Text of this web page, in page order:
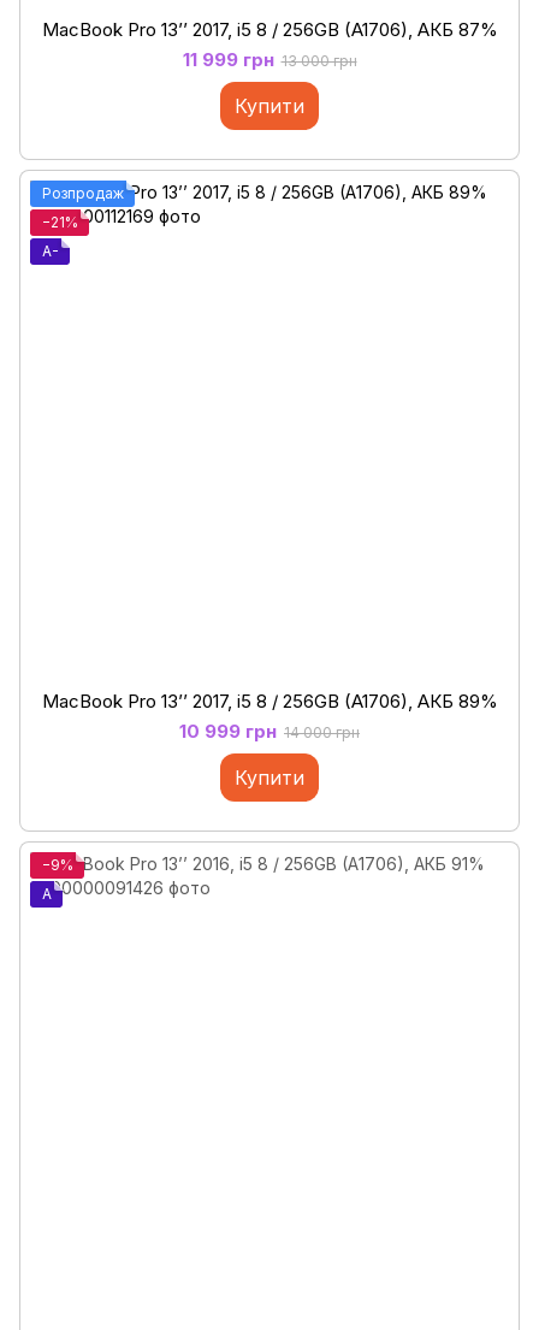
MacBook Pro 13’’ 2017, i5 8 / 256GB (A1706), АКБ 87%
11 999 грн 13 000 грн
Купити
Розпродаж
−21%
A-
MacBook Pro 13’’ 2017, i5 8 / 256GB (A1706), АКБ 89%
10 999 грн 14 000 грн
Купити
−9%
A